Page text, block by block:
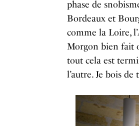
phase de
Bordeaux et
comme la Loire,
Morgon bien fait
tout cela est
l’autre. Je bois